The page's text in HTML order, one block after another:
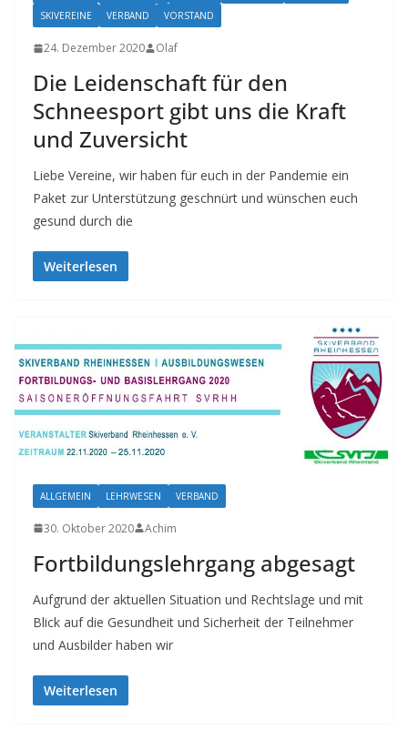
SKIVEREINE
VERBAND VORSTAND
24. Dezember 2020 Olaf
Die Leidenschaft für den
Schneesport gibt uns die Kraft
und Zuversicht
Liebe Vereine, wir haben für euch in der Pandemie ein
Paket zur Unterstützung geschnürt und wünschen euch
gesund durch die
Weiterlesen
ALLGEMEIN LEHRWESEN VERBAND
30. Oktober 2020 Achim
Fortbildungslehrgang abgesagt
Aufgrund der aktuellen Situation und Rechtslage und mit
Blick auf die Gesundheit und Sicherheit der Teilnehmer
und Ausbilder haben wir
Weiterlesen